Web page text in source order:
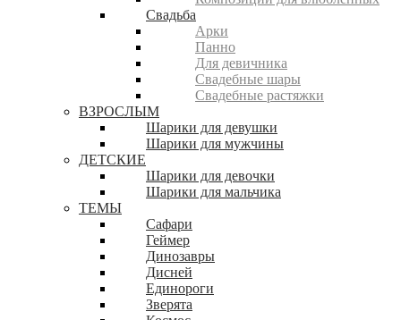
Свадьба
Арки
Панно
Для девичника
Свадебные шары
Свадебные растяжки
ВЗРОСЛЫМ
Шарики для девушки
Шарики для мужчины
ДЕТСКИЕ
Шарики для девочки
Шарики для мальчика
ТЕМЫ
Сафари
Геймер
Динозавры
Дисней
Единороги
Зверята